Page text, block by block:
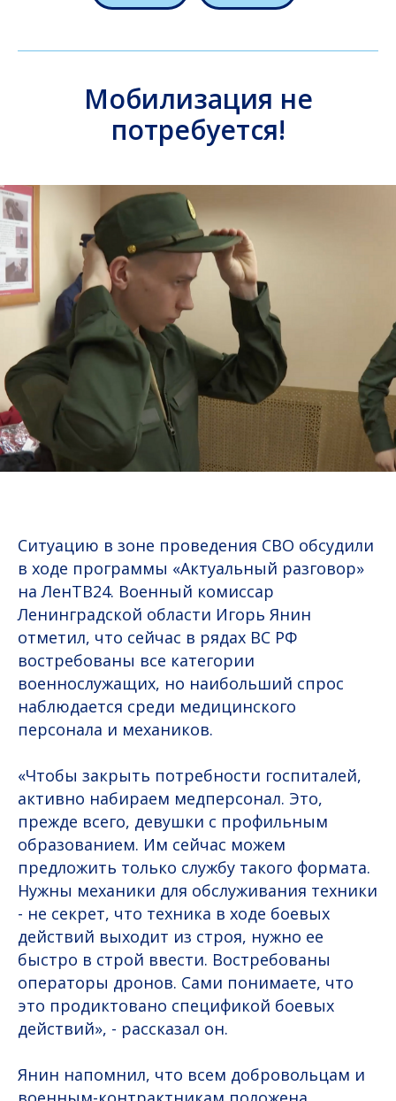
Мобилизация не
потребуется!
Ситуацию в зоне проведения СВО обсудили
в ходе программы «Актуальный разговор»
на ЛенТВ24. Военный комиссар
Ленинградской области Игорь Янин
отметил, что сейчас в рядах ВС РФ
востребованы все категории
военнослужащих, но наибольший спрос
наблюдается среди медицинского
персонала и механиков.
«Чтобы закрыть потребности госпиталей,
активно набираем медперсонал. Это,
прежде всего, девушки с профильным
образованием. Им сейчас можем
предложить только службу такого формата.
Нужны механики для обслуживания техники
- не секрет, что техника в ходе боевых
действий выходит из строя, нужно ее
быстро в строй ввести. Востребованы
операторы дронов. Сами понимаете, что
это продиктовано спецификой боевых
действий», - рассказал он.
Янин напомнил, что всем добровольцам и